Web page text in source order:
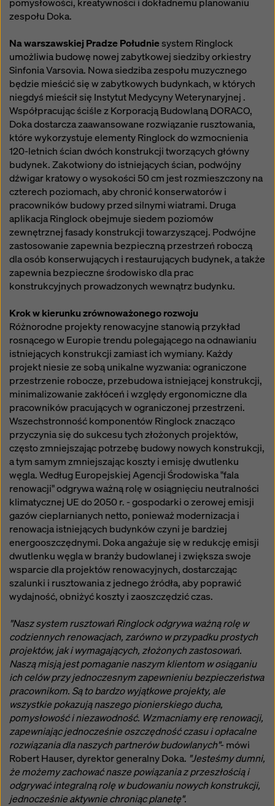
pomysłowości, kreatywności i dokładnemu planowaniu
zespołu Doka.
Na warszawskiej Pradze Południesystem Ringlock
umożliwia budowę nowej zabytkowej siedziby orkiestry
Sinfonia Varsovia. Nowa siedziba zespołu muzycznego
będzie mieścić się w zabytkowych budynkach, w których
niegdyś mieścił się Instytut Medycyny Weterynaryjnej .
Współpracując ściśle z Korporacją Budowlaną DORACO,
Doka dostarcza zaawansowane rozwiązanie rusztowania,
które wykorzystuje elementy Ringlock do wzmocnienia
120-letnich ścian dwóch konstrukcji tworzących główny
budynek. Zakotwiony do istniejących ścian, podwójny
dźwigar kratowy o wysokości 50 cm jest rozmieszczony na
czterech poziomach, aby chronić konserwatorów i
pracowników budowy przed silnymi wiatrami. Druga
aplikacja Ringlock obejmuje siedem poziomów
zewnętrznej fasady konstrukcji towarzyszącej. Podwójne
zastosowanie zapewnia bezpieczną przestrzeń roboczą
dla osób konserwujących i restaurujących budynek, a także
zapewnia bezpieczne środowisko dla prac
konstrukcyjnych prowadzonych wewnątrz budynku.
Krok w kierunku zrównoważonego rozwoju
Różnorodne projekty renowacyjne stanowią przykład
rosnącego w Europie trendu polegającego na odnawianiu
istniejących konstrukcji zamiast ich wymiany. Każdy
projekt niesie ze sobą unikalne wyzwania: ograniczone
przestrzenie robocze, przebudowa istniejącej konstrukcji,
minimalizowanie zakłóceń i względy ergonomiczne dla
pracowników pracujących w ograniczonej przestrzeni.
Wszechstronność komponentów Ringlock znacząco
przyczynia się do sukcesu tych złożonych projektów,
często zmniejszając potrzebę budowy nowych konstrukcji,
a tym samym zmniejszając koszty i emisję dwutlenku
węgla. Według Europejskiej Agencji Środowiska "fala
renowacji" odgrywa ważną rolę w osiągnięciu neutralności
klimatycznej UE do 2050 r. - gospodarki o zerowej emisji
gazów cieplarnianych netto, ponieważ modernizacja i
renowacja istniejących budynków czyni je bardziej
energooszczędnymi. Doka angażuje się w redukcję emisji
dwutlenku węgla w branży budowlanej i zwiększa swoje
wsparcie dla projektów renowacyjnych, dostarczając
szalunki i rusztowania z jednego źródła, aby poprawić
wydajność, obniżyć koszty i zaoszczędzić czas.
"Nasz system rusztowań Ringlock odgrywa ważną rolę w
codziennych renowacjach, zarówno w przypadku prostych
projektów, jak i wymagających, złożonych zastosowań.
Naszą misją jest pomaganie naszym klientom w osiąganiu
ich celów przy jednoczesnym zapewnieniu bezpieczeństwa
pracownikom. Są to bardzo wyjątkowe projekty, ale
wszystkie pokazują naszego pionierskiego ducha,
pomysłowość i niezawodność. Wzmacniamy erę renowacji,
zapewniając jednocześnie oszczędność czasu i opłacalne
rozwiązania dla naszych partnerów budowlanych"- mówi
Robert Hauser, dyrektor generalny Doka. "Jesteśmy dumni,
że możemy zachować nasze powiązania z przeszłością i
odgrywać integralną rolę w budowaniu nowych konstrukcji,
jednocześnie aktywnie chroniąc planetę".